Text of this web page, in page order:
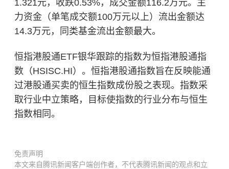
1.321元，收跌0.53%，成交金额116.2万元。主
力资金（单笔成交额100万元以上）流出金额达
14.3万元，同类基金流出金额最大。
恒指港股通ETF银华跟踪的指数为恒指港股通指
数（HSISC.HI）。恒指港股通指数旨在反映能通
过港股通买卖的恒生指数成份股之表现。指数采
取行业中立策略，目标使指数的行业分布与恒生
指数相同。
免责声明
本文来自腾讯新闻客户端创作者，不代表腾讯新闻的观点和立